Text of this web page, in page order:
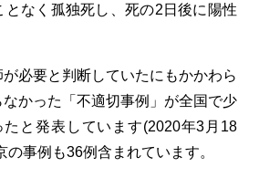
となく孤独死し、死の2日後に陽性
必要と判断していたにもかかわら
かった「不適切事例」が全国で少
と発表しています(2020年3月18
の事例も36例含まれています。